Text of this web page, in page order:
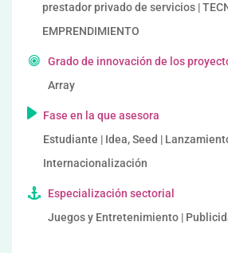
prestador privado de servicios |
EMPRENDIMIENTO
Grado de innovación de los
Array
Fase en la que asesora
Estudiante | Idea, Seed |
Internacionalización
Especialización sectorial
Juegos y Entretenimiento |